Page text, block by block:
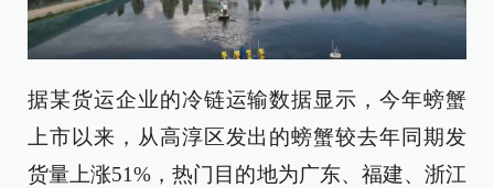
据某货运企业的冷链运输数据显示，今年螃蟹
上市以来，从高淳区发出的螃蟹较去年同期发
货量上涨51%，热门目的地为广东、福建、浙江